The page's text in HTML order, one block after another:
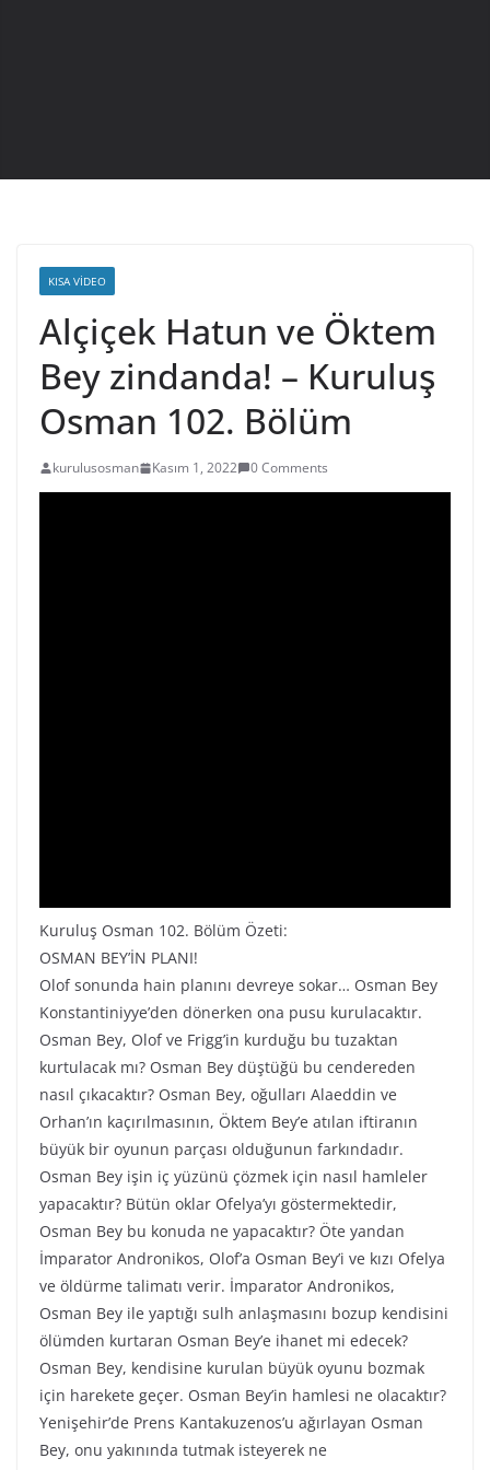
KISA VIDEO
Alçiçek Hatun ve Öktem
Bey zindanda! – Kuruluş
Osman 102. Bölüm
kurulusosman Kasım 1, 2022 0 Comments
Kuruluş Osman 102. Bölüm Özeti:
OSMAN BEY’İN PLANI!
Olof sonunda hain planını devreye sokar… Osman Bey
Konstantiniyye’den dönerken ona pusu kurulacaktır.
Osman Bey, Olof ve Frigg’in kurduğu bu tuzaktan
kurtulacak mı? Osman Bey düştüğü bu cendereden
nasıl çıkacaktır? Osman Bey, oğulları Alaeddin ve
Orhan’ın kaçırılmasının, Öktem Bey’e atılan iftiranın
büyük bir oyunun parçası olduğunun farkındadır.
Osman Bey işin iç yüzünü çözmek için nasıl hamleler
yapacaktır? Bütün oklar Ofelya’yı göstermektedir,
Osman Bey bu konuda ne yapacaktır? Öte yandan
İmparator Andronikos, Olof’a Osman Bey’i ve kızı Ofelya
ve öldürme talimatı verir. İmparator Andronikos,
Osman Bey ile yaptığı sulh anlaşmasını bozup kendisini
ölümden kurtaran Osman Bey’e ihanet mi edecek?
Osman Bey, kendisine kurulan büyük oyunu bozmak
için harekete geçer. Osman Bey’in hamlesi ne olacaktır?
Yenişehir’de Prens Kantakuzenos’u ağırlayan Osman
Bey, onu yakınında tutmak isteyerek ne